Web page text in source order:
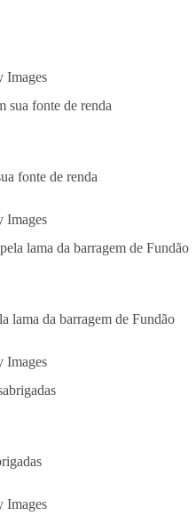
Images
fonte de renda
Images
lama da barragem de Fundão
Images
Images